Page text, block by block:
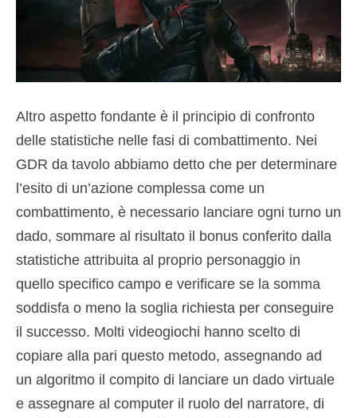
Altro aspetto fondante è il principio di confronto
delle statistiche nelle fasi di combattimento. Nei
GDR da tavolo abbiamo detto che per determinare
l’esito di un’azione complessa come un
combattimento, è necessario lanciare ogni turno un
dado, sommare al risultato il bonus conferito dalla
statistiche attribuita al proprio personaggio in
quello specifico campo e verificare se la somma
soddisfa o meno la soglia richiesta per conseguire
il successo. Molti videogiochi hanno scelto di
copiare alla pari questo metodo, assegnando ad
un algoritmo il compito di lanciare un dado virtuale
e assegnare al computer il ruolo del narratore, di